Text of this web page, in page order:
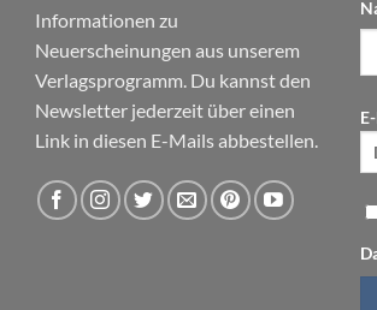
Informationen zu
Neuerscheinungen aus unserem
Verlagsprogramm. Du kannst den
Newsletter jederzeit über einen
Link in diesen E-Mails abbestellen.